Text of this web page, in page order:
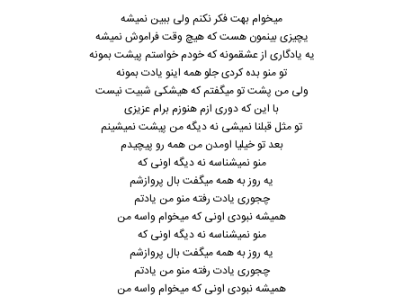
میخوام بهت فکر نکنم ولی ببین نمیشه
یچیزی بینمون هست که هیچ وقت فراموش نمیشه
یه یادگاری از عشقمونه که خودم خواستم پیشت بمونه
تو منو بده کردی جلو همه اینو یادت بمونه
ولی من پشت تو میگفتم که هیشکی شبیت نیست
با این که دوری ازم هنوزم برام عزیزی
تو مثل قبلنا نمیشی نه دیگه من پیشت نمیشینم
بعد تو خیلیا اومدن من همه رو پیچیدم
منو نمیشناسه نه دیگه اونی که
یه روز به همه میگفت بال پروازشم
چجوری یادت رفته منو من یادتم
همیشه نبودی اونی که میخوام واسه من
منو نمیشناسه نه دیگه اونی که
یه روز به همه میگفت بال پروازشم
چجوری یادت رفته منو من یادتم
همیشه نبودی اونی که میخوام واسه من